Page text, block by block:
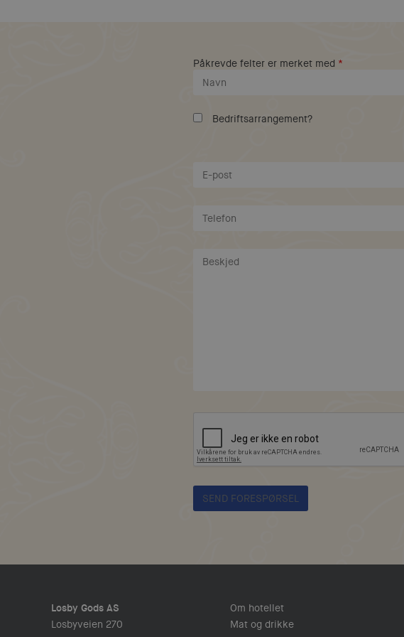
Påkrevde felter er merket med *
Bedriftsarrangement?
Losby Gods AS
Losbyveien 270
Om hotellet
Mat og drikke